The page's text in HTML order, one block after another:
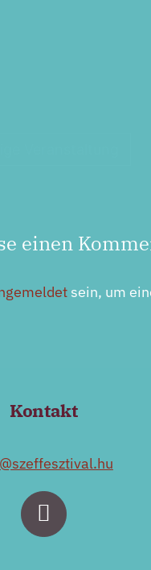
einen
sein, um
Kontakt